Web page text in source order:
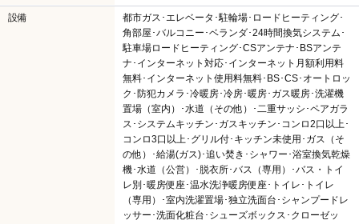
設備
都市ガス･エレベータ･駐輪場･ロードヒーティング･
角部屋･バルコニー･ベランダ･24時間換気システム･
駐車場ロードヒーティング･CSアンテナ･BSアンテ
ナ･インターネット対応･インターネット月額利用料
無料･インターネット使用料無料･BS･CS･オートロッ
ク･防犯カメラ･冷暖房･冷房･暖房･ガス暖房･洗濯機
置場（室内）･水道（その他）･二重サッシ･ペアガラ
ス･システムキッチン･ガスキッチン･コンロ2口以上･
コンロ3口以上･グリル付･キッチン未使用･ガス（そ
の他）･給湯(ガス)･追い焚き･シャワー･浴室換気乾燥
機･水道（公営）･脱衣所･バス（専用）･バス・トイ
レ別･暖房便座･温水洗浄暖房便座･トイレ･トイレ
（専用）･室内洗濯置場･独立洗面台･シャンプードレ
ッサー･洗面化粧台･シューズボックス･クローゼッ